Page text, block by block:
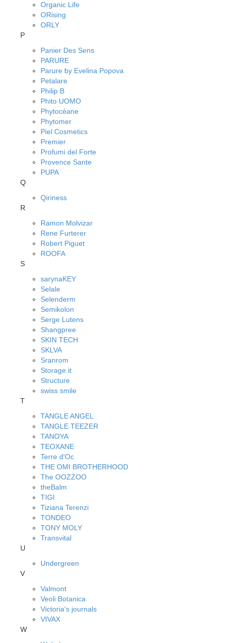
Organic Life
ORising
ORLY
P
Panier Des Sens
PARURE
Parure by Evelina Popova
Petalare
Philip B
Phito UOMO
Phytocéane
Phytomer
Piel Cosmetics
Premier
Profumi del Forte
Provence Sante
PUPA
Q
Qiriness
R
Ramon Molvizar
Rene Furterer
Robert Piguet
ROOFA
S
sarynaKEY
Selale
Selenderm
Semikolon
Serge Lutens
Shangpree
SKIN TECH
SKLVA
Sranrom
Storage.it
Structure
swiss smile
T
TANGLE ANGEL
TANGLE TEEZER
TANOYA
TEOXANE
Terre d'Oc
THE OMI BROTHERHOOD
The OOZZOO
theBalm
TIGI
Tiziana Terenzi
TONDEO
TONY MOLY
Transvital
U
Undergreen
V
Valmont
Veoli Botanica
Victoria's journals
VIVAX
W